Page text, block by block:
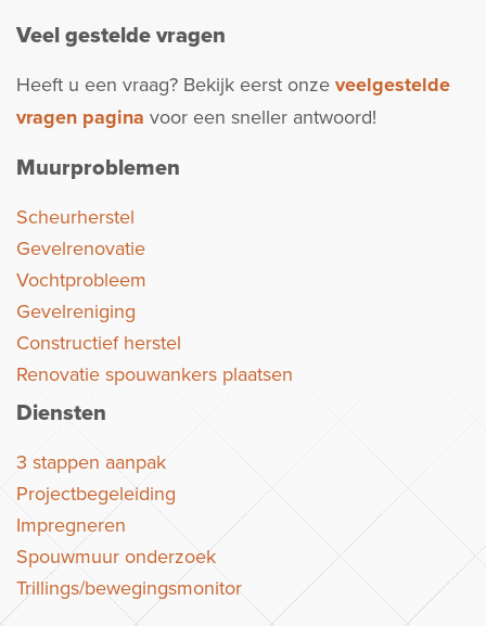
Veel gestelde vragen
Heeft u een vraag? Bekijk eerst onze veelgestelde
vragen pagina voor een sneller antwoord!
Muurproblemen
Scheurherstel
Gevelrenovatie
Vochtprobleem
Gevelreniging
Constructief herstel
Renovatie spouwankers plaatsen
Diensten
3 stappen aanpak
Projectbegeleiding
Impregneren
Spouwmuur onderzoek
Trillings/bewegingsmonitor